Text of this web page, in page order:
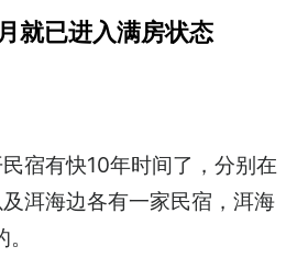
就已进入满房状态
宿有快10年时间了，分别在
洱海边各有一家民宿，洱海